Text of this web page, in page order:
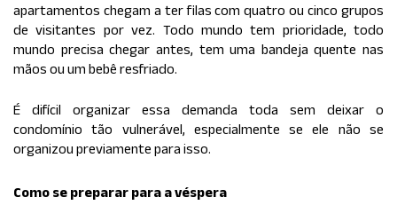
apartamentos chegam a ter filas com quatro ou cinco grupos
de visitantes por vez. Todo mundo tem prioridade, todo
mundo precisa chegar antes, tem uma bandeja quente nas
mãos ou um bebê resfriado.
É difícil organizar essa demanda toda sem deixar o
condomínio tão vulnerável, especialmente se ele não se
organizou previamente para isso.
Como se preparar para a véspera